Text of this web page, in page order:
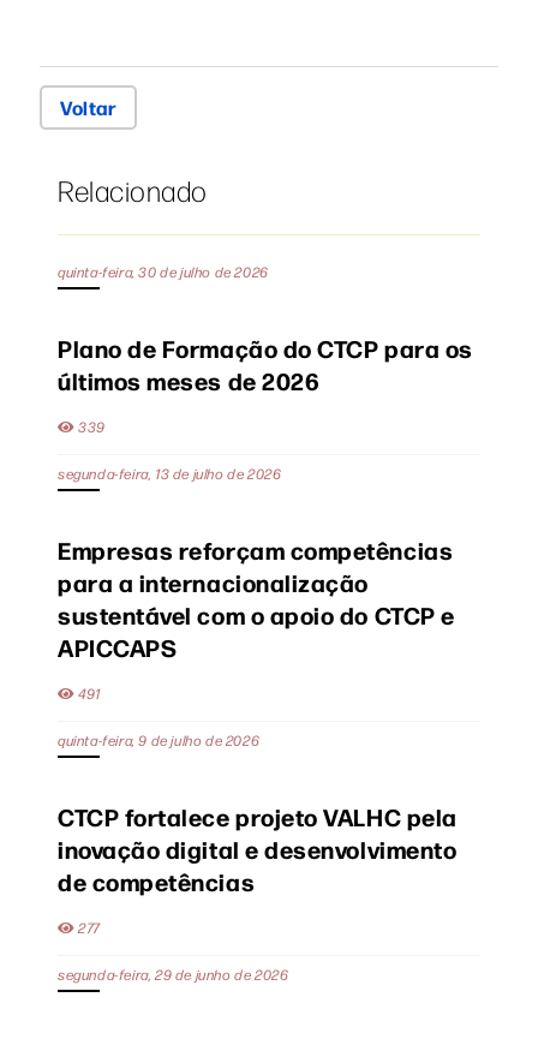
Voltar
Relacionado
quinta-feira, 30 de julho de 2026
Plano de Formação do CTCP para os
últimos meses de 2026
339
segunda-feira, 13 de julho de 2026
Empresas reforçam competências
para a internacionalização
sustentável com o apoio do CTCP e
APICCAPS
491
quinta-feira, 9 de julho de 2026
CTCP fortalece projeto VALHC pela
inovação digital e desenvolvimento
de competências
277
segunda-feira, 29 de junho de 2026